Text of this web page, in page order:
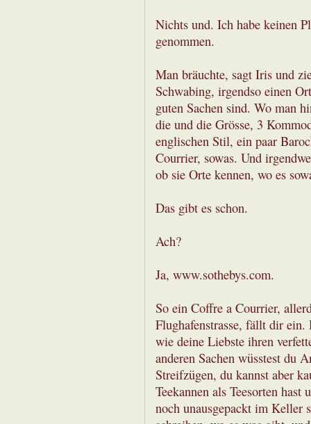
Nichts und. Ich habe keinen
genommen.
Man bräuchte, sagt Iris und
Schwabing, irgendso einen
guten Sachen sind. Wo man
die und die Grösse, 3
englischen Stil, ein paar
Courrier, sowas. Und
ob sie Orte kennen, wo es
Das gibt es schon.
Ach?
Ja, www.sothebys.com.
So ein Coffre a Courrier,
Flughafenstrasse, fällt dir
wie deine Liebste ihren
anderen Sachen wüsstest du
Streifzügen, du kannst aber
Teekannen als Teesorten
noch unausgepackt im Keller